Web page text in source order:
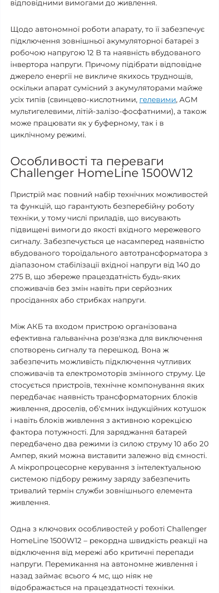
відповідними вимогами до живлення.
Щодо автономної роботи апарату, то її забезпечує
підключення зовнішньої акумуляторної батареї з
робочою напругою 12 В та наявність вбудованого
інвертора напруги. Причому підібрати відповідне
джерело енергії не викличе якихось труднощів,
оскільки апарат сумісний з акумуляторами майже
усіх типів (свинцево-кислотними, гелевими, AGM
мультигелевими, літій-залізо-фосфатними), а також
може працювати як у буферному, так і в
циклічному режимі.
Особливості та переваги
Challenger HomeLine 1500W12
Пристрій має повний набір технічних можливостей
та функцій, що гарантують безперебійну роботу
техніки, у тому числі приладів, що висувають
підвищені вимоги до якості вхідного мережевого
сигналу. Забезпечується це насамперед наявністю
вбудованого тороїдального автотрансформатора з
діапазоном стабілізації вхідної напруги від 140 до
275 В, що збереже працездатність будь-яких
споживачів без змін навіть при серйозних
просіданнях або стрибках напруги.
Між АКБ та входом пристрою організована
ефективна гальванічна розв'язка для виключення
спотворень сигналу та перешкод. Вона ж
забезпечить можливість підключення чутливих
споживачів та електромоторів змінного струму. Це
стосується пристроїв, технічне компонування яких
передбачає наявність трансформаторних блоків
живлення, дроселів, об'ємних індукційних котушок
і навіть блоків живлення з активною корекцією
фактора потужності. Для заряджання батарей
передбачено два режими із силою струму 10 або 20
Ампер, який можна виставити залежно від ємності.
А мікропроцесорне керування з інтелектуальною
системою підбору режиму заряду забезпечить
тривалий термін служби зовнішнього елемента
живлення.
Одна з ключових особливостей у роботі Challenger
HomeLine 1500W12 – рекордна швидкість реакції на
відключення від мережі або критичні перепади
напруги. Перемикання на автономне живлення і
назад займає всього 4 мс, що ніяк не
відображається на працездатності техніки.